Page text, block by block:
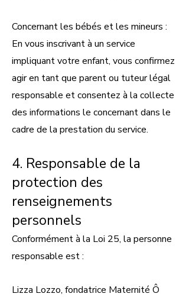
Concernant les bébés et les mineurs :
En vous inscrivant à un service
impliquant votre enfant, vous confirmez
agir en tant que parent ou tuteur légal
responsable et consentez à la collecte
des informations le concernant dans le
cadre de la prestation du service.
4. Responsable de la
protection des
renseignements
personnels
Conformément à la Loi 25, la personne
responsable est :
Lizza Lozzo, fondatrice Maternité Ô